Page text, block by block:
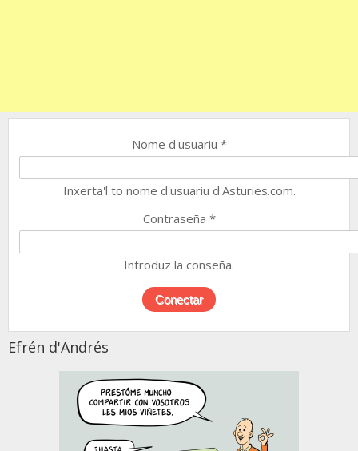
Nome d'usuariu *
Inxerta'l to nome d'usuariu d'Asturies.com.
Contraseña *
Introduz la conseña.
Efrén d'Andrés